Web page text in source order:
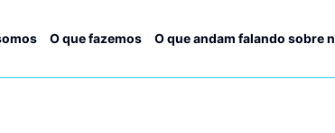
O que fazemos O que andam falando sobre